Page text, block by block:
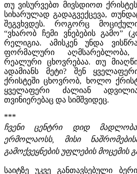
თუ ვისურვებთ მივსდიოთ
სიხარულად გადაგვექცევა,
შეგვხვდეს. როგორც
“ვხარობ ჩემი ვნებების გამო”
რელიგია. ამისკენ უნდა
ფორმალური აღმსარებლობა,
რეალური ცხოვრებაა. თუ
ადამიანს მეტი? შენ
ქრისტეში ცხოვრობ, ხოლო
ყველაფერი ძალიან
თვინიერებაც და სიმშვიდეც.
***
ჩვენი ცენტრი დიდ
ერმოლაოსს, მისი
გამოქვეყნების უფლების მოცემის
საიტზე უკვე განთავსებული